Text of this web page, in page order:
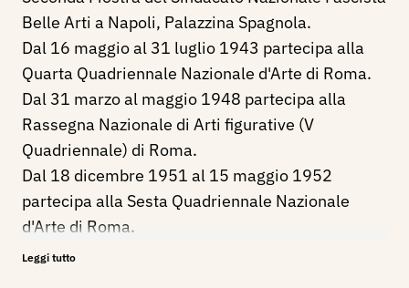
Belle Arti a Napoli, Palazzina Spagnola.
Dal 16 maggio al 31 luglio 1943 partecipa alla
Quarta Quadriennale Nazionale d'Arte di Roma.
Dal 31 marzo al maggio 1948 partecipa alla
Rassegna Nazionale di Arti figurative (V
Quadriennale) di Roma.
Dal 18 dicembre 1951 al 15 maggio 1952
partecipa alla Sesta Quadriennale Nazionale
d'Arte di Roma.
Dal 28 dicembre 1959 al 30 aprile 1960
Leggi tutto